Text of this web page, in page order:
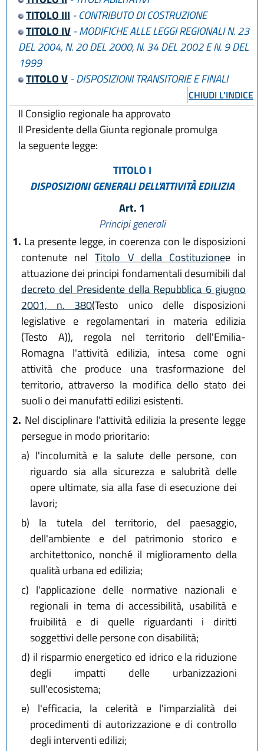
TITOLO III - CONTRIBUTO DI COSTRUZIONE
TITOLO IV- MODIFICHE ALLE LEGGI REGIONALI N. 23
DEL 2004, N. 20 DEL 2000, N. 34 DEL 2002 E N. 9 DEL
1999
TITOLO V- DISPOSIZIONI TRANSITORIE E FINALI
CHIUDI L'INDICE
Il Consiglio regionale ha approvato
Il Presidente della Giunta regionale promulga
la seguente legge:
TITOLO I
DISPOSIZIONI GENERALI DELL'ATTIVITÀ EDILIZIA
Art. 1
Principi generali
1. La presente legge, in coerenza con le disposizioni
contenute nelTitolo V della Costituzionee in
attuazione dei principi fondamentali desumibili dal
decreto del Presidente della Repubblica 6 giugno
2001, n. 380(Testo unico delle disposizioni
legislative e regolamentari in materia edilizia
(Testo A)), regola nel territorio dell'Emilia-
Romagna l'attività edilizia, intesa come ogni
attività che produce una trasformazione del
territorio, attraverso la modifica dello stato dei
suoli o dei manufatti edilizi esistenti.
2. Nel disciplinare l'attività edilizia la presente legge
persegue in modo prioritario:
a) l'incolumità e la salute delle persone, con
riguardo sia alla sicurezza e salubrità delle
opere ultimate, sia alla fase di esecuzione dei
lavori;
b) la tutela del territorio, del paesaggio,
dell'ambiente e del patrimonio storico e
architettonico, nonché il miglioramento della
qualità urbana ed edilizia;
c) l'applicazione delle normative nazionali e
regionali in tema di accessibilità, usabilità e
fruibilità e di quelle riguardanti i diritti
soggettivi delle persone con disabilità;
d) il risparmio energetico ed idrico e la riduzione
degli impatti delle urbanizzazioni
sull'ecosistema;
e) l'efficacia, la celerità e l'imparzialità dei
procedimenti di autorizzazione e di controllo
degli interventi edilizi;